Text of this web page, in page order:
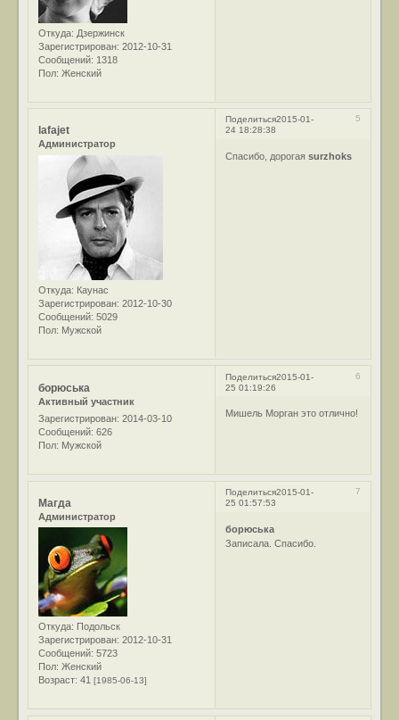
Откуда: Дзержинск
Зарегистрирован: 2012-10-31
Сообщений: 1318
Пол: Женский
Поделиться 5
2015-01-
24 18:28:38
lafajet
Администратор
Откуда: Каунас
Зарегистрирован: 2012-10-30
Сообщений: 5029
Пол: Мужской
Спасибо, дорогаяsurzhoks
Поделиться 6
2015-01-
25 01:19:26
борюська
Активный участник
Зарегистрирован: 2014-03-10
Сообщений: 626
Пол: Мужской
Мишель Морган это отлично!
Поделиться 7
2015-01-
25 01:57:53
Магда
Администратор
Откуда: Подольск
Зарегистрирован: 2012-10-31
Сообщений: 5723
Пол: Женский
Возраст: 41[1985-06-13]
борюська
Записала. Спасибо.